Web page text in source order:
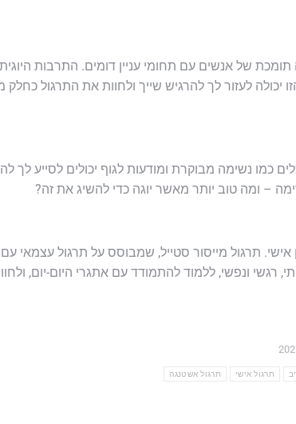
תומכת של אנשים עם תחומי עניין דומים. התרבות
לעזור לך להרגיש שייך ולחוות את התרגול כחלק
כמו נשימה מבוקרת ומודעות לגוף יכולים לסייע לך
– ומה טוב יותר מאשר יוגה כדי להשיג את זה?
תרגול מייסור סטייל, שמבוסס על תרגול עצמאי
ונפשי, ללמוד להתמודד עם אתגרי היום-יום,
תרגול אישי תרגול אשטנגה